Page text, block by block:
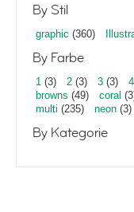
By Stil
graphic (360)
By Farbe
1 (3) 2 (3) 3 (3) 4
browns (49) coral
multi (235) neon (3)
By Kategorie